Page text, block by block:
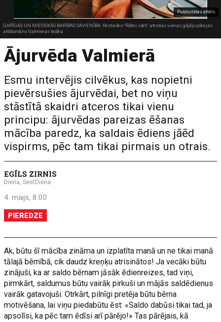
Publicitātes attēls
GARĪGĀS UN MIESISKĀS BARĪBAS SAVIENĪBA. Restorāns "Rātes vārti" atrodas vienas gājēju pārejas
attālumā no Valmieras teātra
Ājurvēda Valmierā
Esmu intervējis cilvēkus, kas nopietni
pievērsušies ājurvēdai, bet no viņu
stāstītā skaidri atceros tikai vienu
principu: ājurvēdas pareizas ēšanas
mācība paredz, ka saldais ēdiens jāēd
vispirms, pēc tam tikai pirmais un otrais.
EGĪLS ZIRNIS
Diena, SestDiena
4. maijs, 8:00
PIEREDZE
Ak, būtu šī mācība zināma un izplatīta manā un ne tikai manā
tālajā bērnībā, cik daudz kreņķu atrisinātos! Ja vecāki būtu
zinājuši, ka ar saldo bērnam jāsāk ēdienreizes, tad viņi,
pirmkārt, saldumus būtu vairāk pirkuši un mājās saldēdienus
vairāk gatavojuši. Otrkārt, pilnīgi pretēja būtu bērna
motivēšana, lai viņu piedabūtu ēst: «Saldo dabūsi tikai tad, ja
apsolīsi, ka pēc tam ēdīsi arī pārējo!» Tas pārējais, kā